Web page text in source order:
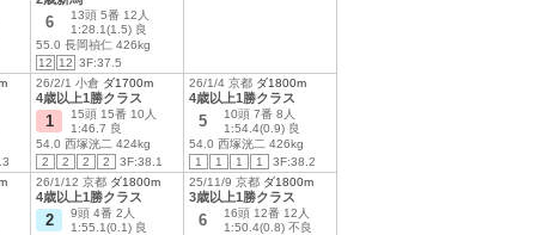
6
13頭 5番 12人
1:28.1(1.5) 良
55.0 長岡禎仁 426kg
12
12 3F:37.5
26/2/1 小倉 ダ1700m
4歳以上1勝クラス
1
15頭 15番 10人
1:46.7 良
54.0 西塚洸二 424kg
2
2 2 2 3F:38.1
26/1/4 京都 ダ1800m
4歳以上1勝クラス
5
10頭 7番 8人
1:54.4(0.9) 良
54.0 西塚洸二 426kg
1
1 1 1 3F:38.2
26/1/12 京都 ダ1800m
4歳以上1勝クラス
2
9頭 4番 2人
1:55.1(0.1) 良
25/11/9 京都 ダ1800m
3歳以上1勝クラス
6
16頭 12番 12人
1:50.4(0.8) 不良